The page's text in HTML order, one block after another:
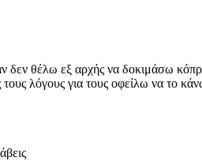
δεν θέλω εξ αρχής να δοκιμάσω
λόγους για τους οφείλω να το